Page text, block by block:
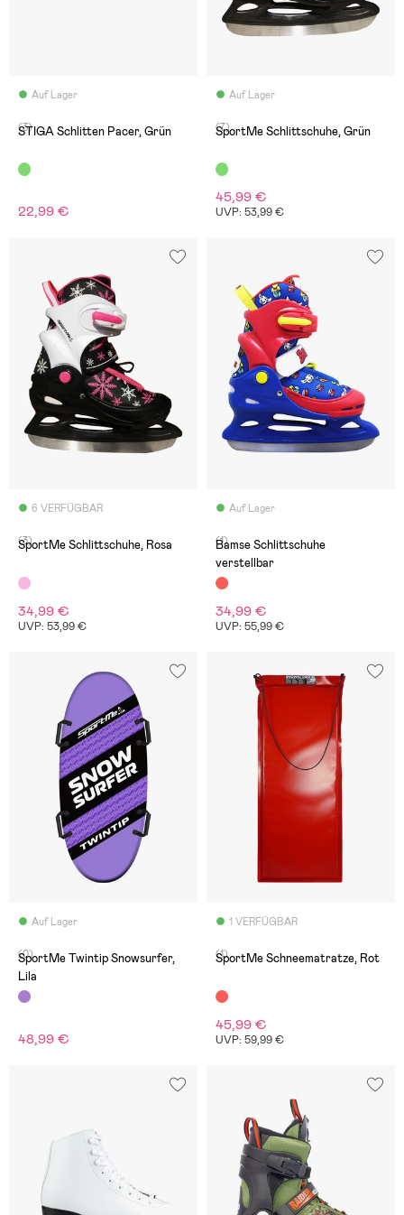
Auf Lager
(3)
STIGA Schlitten Pacer, Grün
22,99 €
Auf Lager
(7)
SportMe Schlittschuhe, Grün
45,99 €
UVP: 53,99 €
6 VERFÜGBAR
(3)
SportMe Schlittschuhe, Rosa
34,99 €
UVP: 53,99 €
Auf Lager
(1)
Bamse Schlittschuhe
verstellbar
34,99 €
UVP: 55,99 €
Auf Lager
(0)
SportMe Twintip Snowsurfer,
Lila
48,99 €
1 VERFÜGBAR
(1)
SportMe Schneematratze, Rot
45,99 €
UVP: 59,99 €